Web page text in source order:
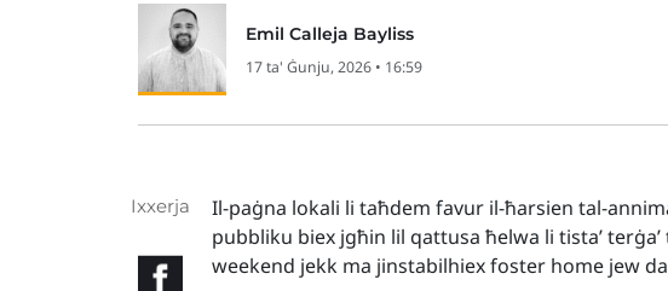
Emil Calleja Bayliss
17 ta' Ġunju, 2026 • 16:59
Ixxerja
Il-paġna lokali li taħdem favur il-ħarsien tal-
pubbliku biex jgħin lil qattusa ħelwa li tista’
weekend jekk ma jinstabilhiex foster home jew